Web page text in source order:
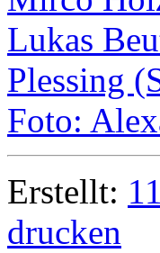
Erstellt:
drucken